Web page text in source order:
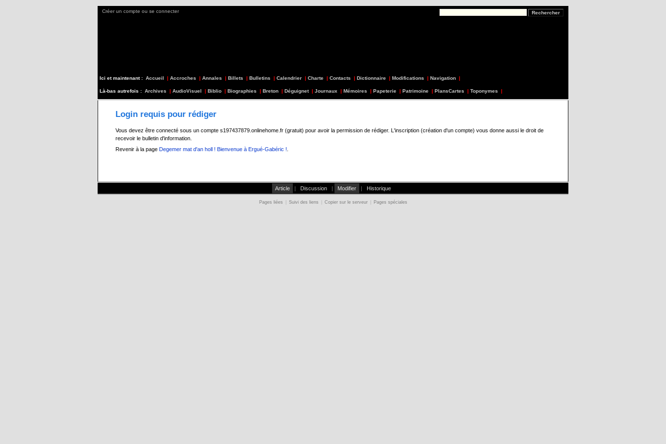
Créer un compte ou se connecter
Ici et maintenant : Accueil | Accroches | Annales | Billets | Bulletins | Calendrier | Charte | Contacts | Dictionnaire | Modifications | Navigation |
Là-bas autrefois : Archives | AudioVisuel | Biblio | Biographies | Breton | Déguignet | Journaux | Mémoires | Papeterie | Patrimoine | PlansCartes | Toponymes |
Login requis pour rédiger
Vous devez être connecté sous un compte s197437879.onlinehome.fr (gratuit) pour avoir la permission de rédiger. L'inscription (création d'un compte) vous donne aussi le droit de
recevoir le bulletin d'information.
Revenir à la page Degemer mat d'an holl ! Bienvenue à Ergué-Gabéric !
Article | Discussion | Modifier | Historique
Pages liées Suivi des liens Copier sur le serveur Pages spéciales